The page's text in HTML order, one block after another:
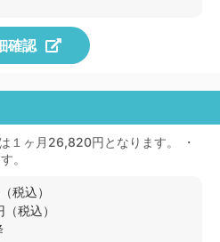
確認
１ヶ月26,820円となります。 ・
。
税込）
税込）